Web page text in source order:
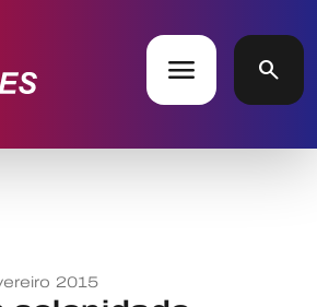
menu search
2015